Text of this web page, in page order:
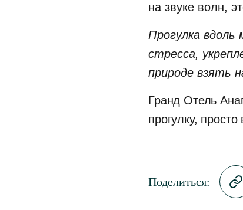
на звуке волн,
Прогулка
стресса,
природе взять
Гранд Отель
прогулку,
Поделиться: